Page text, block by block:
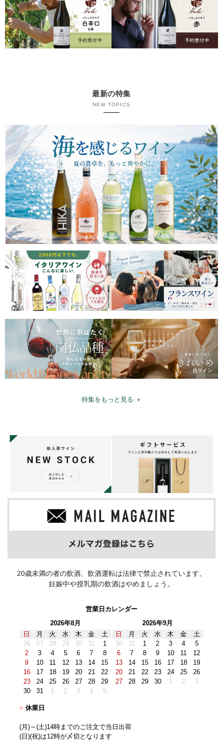
最新の特集
NEW TOPICS
特集をもっと見る ＋
20歳未満の者の飲酒、飲酒運転は法律で禁止されています。
妊娠中や授乳期の飲酒はやめましょう。
営業日カレンダー
2026年8月
日
月 火 水 木 金
土
26
27 28 29 30 31
1
2
3 4 5 6 7
8
9
10 11 12 13 14
15
16
17 18 19 20 21
22
23
24 25 26 27 28
29
30
31 1 2 3 4 5
2026年9月
日
月 火 水 木 金
土
30
31 1 2 3 4
5
6
7 8 9 10 11
12
13
14 15 16 17 18
19
20
21 22 23 24 25
26
27
28 29 30 1 2 3
■ 休業日
(月)～(土)14時までのご注文で当日出荷
(日)(祝)は12時が〆切となります